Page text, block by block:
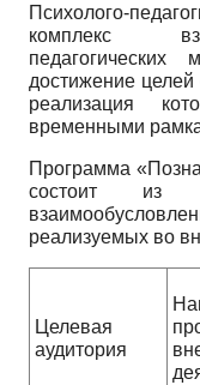
Психолого-
комплекс
педагогических
достижение целей
реализация
временными
Программа
состоит из
реализуемых во
Целевая
аудитория